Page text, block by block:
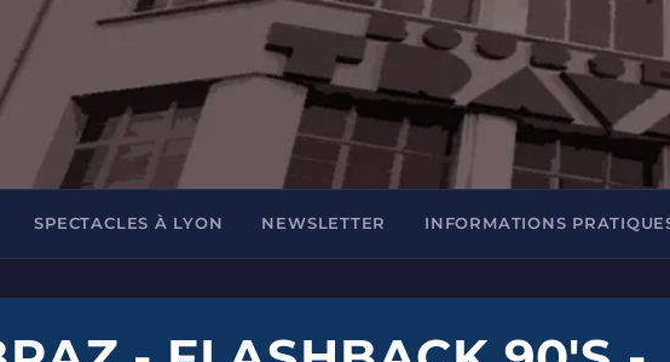
SPECTACLES À LYON NEWSLETTER INFORMATIONS